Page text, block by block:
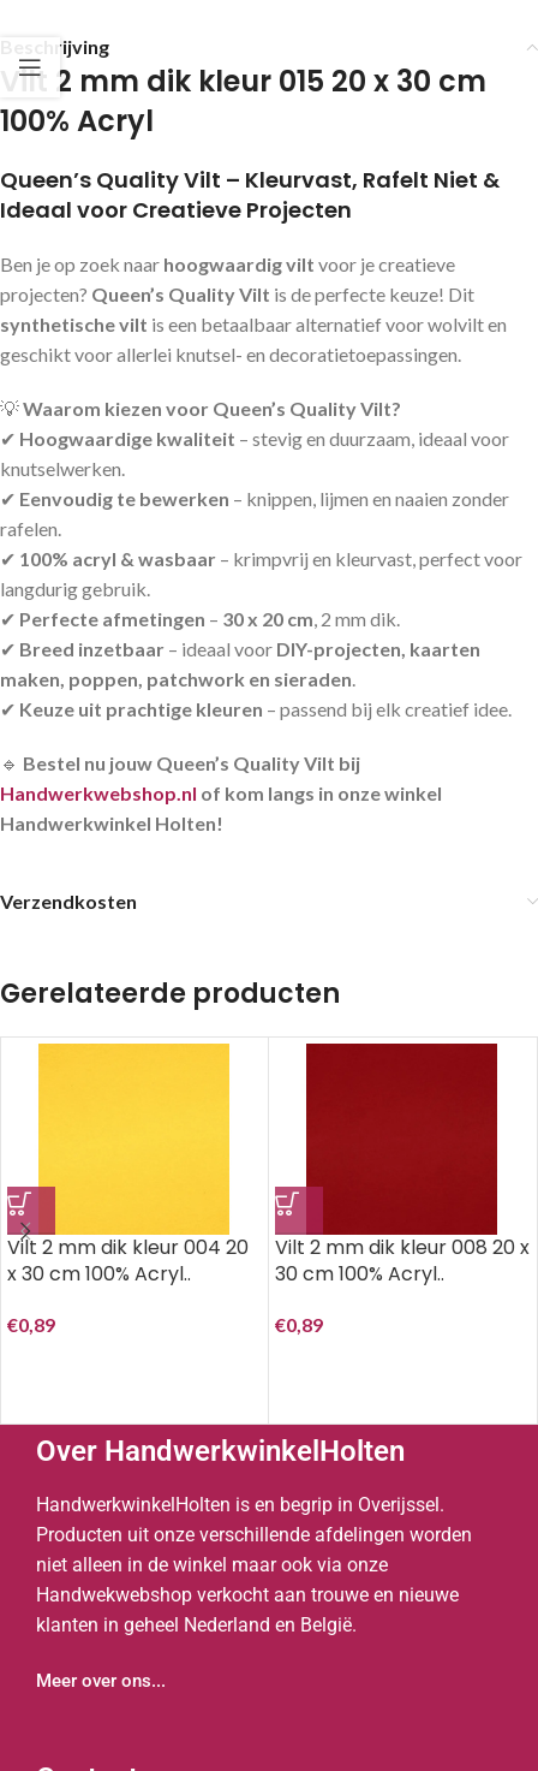
Beschrijving
Vilt 2 mm dik kleur 015 20 x 30 cm
100% Acryl
Queen’s Quality Vilt – Kleurvast, Rafelt Niet &
Ideaal voor Creatieve Projecten
Ben je op zoek naar hoogwaardig vilt voor je creatieve
projecten? Queen’s Quality Vilt is de perfecte keuze! Dit
synthetische vilt is een betaalbaar alternatief voor wolvilt en
geschikt voor allerlei knutsel- en decoratietoepassingen.
💡Waarom kiezen voor Queen’s Quality Vilt?
✔ Hoogwaardige kwaliteit – stevig en duurzaam, ideaal voor
knutselwerken.
✔ Eenvoudig te bewerken – knippen, lijmen en naaien zonder
rafelen.
✔ 100% acryl & wasbaar – krimpvrij en kleurvast, perfect voor
langdurig gebruik.
✔ Perfecte afmetingen – 30 x 20 cm, 2 mm dik.
✔ Breed inzetbaar – ideaal voor DIY-projecten, kaarten
maken, poppen, patchwork en sieraden.
✔ Keuze uit prachtige kleuren – passend bij elk creatief idee.
🔹 Bestel nu jouw Queen’s Quality Vilt bij
Handwerkwebshop.nl of kom langs in onze winkel
Handwerkwinkel Holten!
Verzendkosten
Gerelateerde producten
Vilt 2 mm dik kleur 004 20
x 30 cm 100% Acryl..
€0,89
Vilt 2 mm dik kleur 008 20 x
30 cm 100% Acryl..
€0,89
Over HandwerkwinkelHolten
HandwerkwinkelHolten is en begrip in Overijssel.
Producten uit onze verschillende afdelingen worden
niet alleen in de winkel maar ook via onze
Handwekwebshop verkocht aan trouwe en nieuwe
klanten in geheel Nederland en België.
Meer over ons...